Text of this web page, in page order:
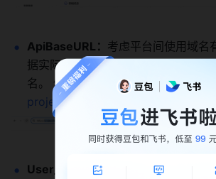
ApiBaseURL： 考虑平台间使用域名
据实际访问域名来调用 API，如下图
project.feishu.cn
User_key：
当选择使用插件身份凭